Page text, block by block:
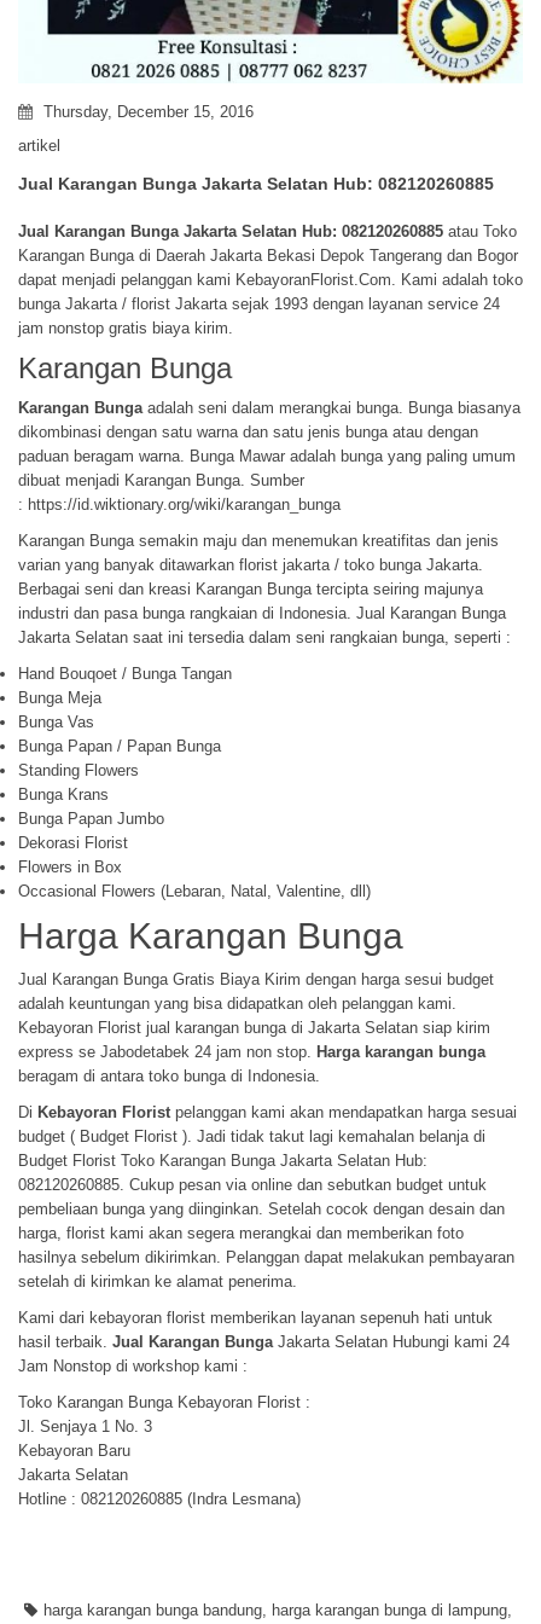
Thursday, December 15, 2016
artikel
Jual Karangan Bunga Jakarta Selatan Hub: 082120260885
Jual Karangan Bunga Jakarta Selatan Hub: 082120260885 atau Toko
Karangan Bunga di Daerah Jakarta Bekasi Depok Tangerang dan Bogor
dapat menjadi pelanggan kami KebayoranFlorist.Com. Kami adalah toko
bunga Jakarta / florist Jakarta sejak 1993 dengan layanan service 24
jam nonstop gratis biaya kirim.
Karangan Bunga
Karangan Bungaadalah seni dalam merangkai bunga. Bunga biasanya
dikombinasi dengan satu warna dan satu jenis bunga atau dengan
paduan beragam warna. Bunga Mawar adalah bunga yang paling umum
dibuat menjadi Karangan Bunga. Sumber
: https://id.wiktionary.org/wiki/karangan_bunga
Karangan Bunga semakin maju dan menemukan kreatifitas dan jenis
varian yang banyak ditawarkan florist jakarta / toko bunga Jakarta.
Berbagai seni dan kreasi Karangan Bunga tercipta seiring majunya
industri dan pasa bunga rangkaian di Indonesia. Jual Karangan Bunga
Jakarta Selatan saat ini tersedia dalam seni rangkaian bunga, seperti :
Hand Bouqoet / Bunga Tangan
Bunga Meja
Bunga Vas
Bunga Papan / Papan Bunga
Standing Flowers
Bunga Krans
Bunga Papan Jumbo
Dekorasi Florist
Flowers in Box
Occasional Flowers (Lebaran, Natal, Valentine, dll)
Harga Karangan Bunga
Jual Karangan Bunga Gratis Biaya Kirim dengan harga sesui budget
adalah keuntungan yang bisa didapatkan oleh pelanggan kami.
Kebayoran Florist jual karangan bunga di Jakarta Selatan siap kirim
express se Jabodetabek 24 jam non stop. Harga karangan bunga
beragam di antara toko bunga di Indonesia.
Di Kebayoran Floristpelanggan kami akan mendapatkan harga sesuai
budget ( Budget Florist ). Jadi tidak takut lagi kemahalan belanja di
Budget Florist Toko Karangan Bunga Jakarta Selatan Hub:
082120260885. Cukup pesan via online dan sebutkan budget untuk
pembeliaan bunga yang diinginkan. Setelah cocok dengan desain dan
harga, florist kami akan segera merangkai dan memberikan foto
hasilnya sebelum dikirimkan. Pelanggan dapat melakukan pembayaran
setelah di kirimkan ke alamat penerima.
Kami dari kebayoran florist memberikan layanan sepenuh hati untuk
hasil terbaik. Jual Karangan BungaJakarta Selatan Hubungi kami 24
Jam Nonstop di workshop kami :
Toko Karangan Bunga Kebayoran Florist :
Jl. Senjaya 1 No. 3
Kebayoran Baru
Jakarta Selatan
Hotline : 082120260885 (Indra Lesmana)
harga karangan bunga bandung, harga karangan bunga di lampung,